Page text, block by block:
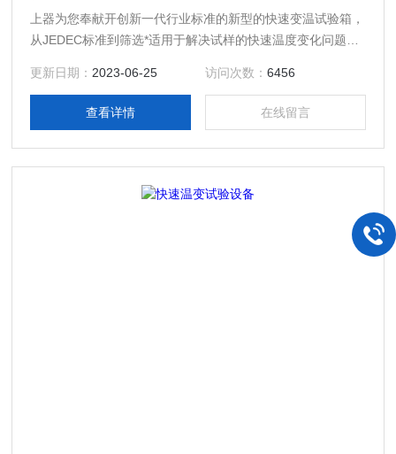
上器为您奉献开创新一代行业标准的新型的快速变温试验箱，
从JEDEC标准到筛选*适用于解决试样的快速温度变化问题的
率，我们用了以试验温度控制、快速温度变化以及斜度控制等
一系列新技术
更新日期： 2023-06-25 访问次数： 6456
查看详情 在线留言